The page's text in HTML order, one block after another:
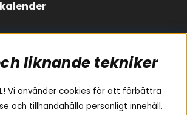
Följ oss
Instagram
Facebook
liknande tekniker
Vi använder cookies för att förbättra
och tillhandahålla personligt innehåll.